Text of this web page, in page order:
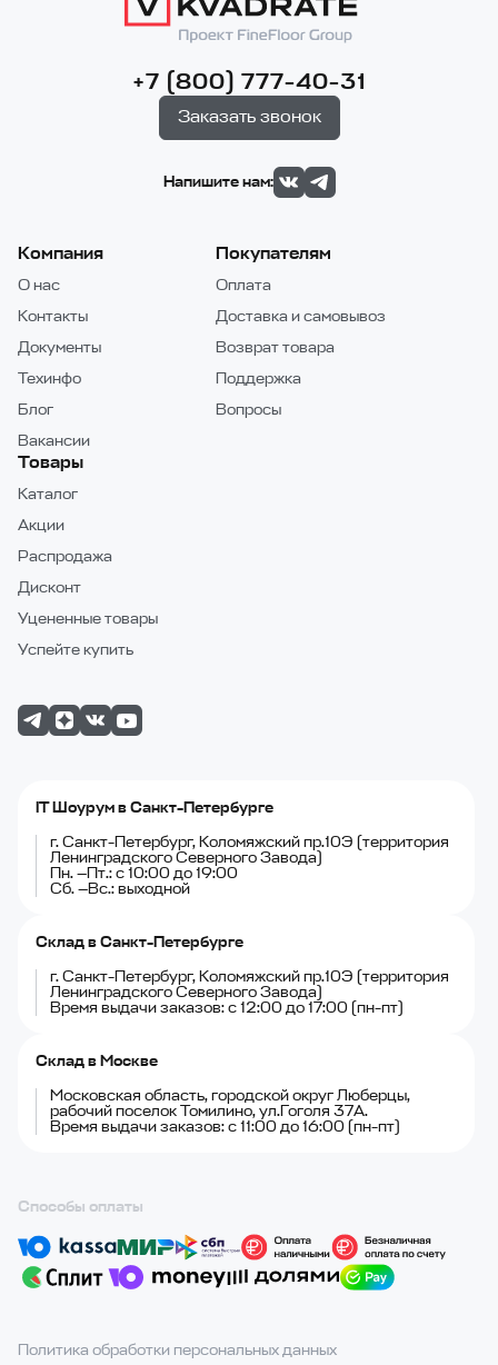
+7 (800) 777-40-31
Заказать звонок
Напишите нам:
Компания
О нас
Контакты
Документы
Техинфо
Блог
Вакансии
Покупателям
Оплата
Доставка и самовывоз
Возврат товара
Поддержка
Вопросы
Товары
Каталог
Акции
Распродажа
Дисконт
Уцененные товары
Успейте купить
IT Шоурум в Санкт-Петербурге
г. Санкт-Петербург, Коломяжский пр.10Э (территория
Ленинградского Северного Завода)
Пн. —Пт.: с 10:00 до 19:00
Сб. —Вс.: выходной
Склад в Санкт-Петербурге
г. Санкт-Петербург, Коломяжский пр.10Э (территория
Ленинградского Северного Завода)
Время выдачи заказов: с 12:00 до 17:00 (пн-пт)
Склад в Москве
Московская область, городской округ Люберцы,
рабочий поселок Томилино, ул.Гоголя 37А.
Время выдачи заказов: с 11:00 до 16:00 (пн-пт)
Способы оплаты
Политика обработки персональных данных